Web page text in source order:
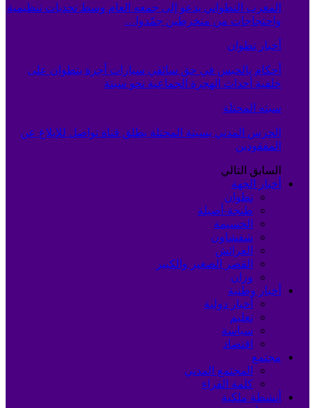
المغرب التطواني يدعو إلى جمعه العام وسط تحديات تنظيمية
واحتجاجات من منخرطين جمّدوا…
أخبار تطوان
أحكام بالحبس في حق سائقي سيارات أجرة بتطوان على
خلفية أحداث الهجرة الجماعية نحو سبتة
سبته المحتلة
الحرس المدني بسبتة المحتلة يطلق قناة تواصل للإبلاغ عن
المفقودين
السابق التالي
أخبار الجهة
تطوان
طنجة-أصيلة
الحسيمة
شفشاون
العرائش
القصر الصغير والكبير
وزان
أخبار وطنية
أخبار دولية
تعليم
سياسة
اقتصاد
مجتمع
المجتمع المدني
كلمة القراء
أنشطة ملكية